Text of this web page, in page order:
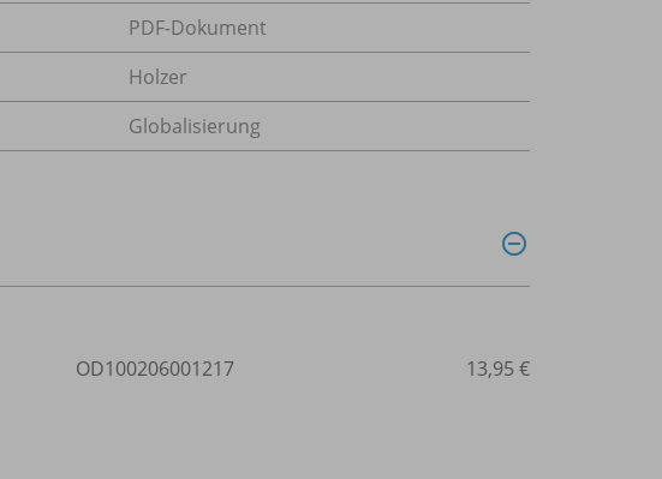
PDF-Dokument
Holzer
Globalisierung
OD100206001217 13,95 €